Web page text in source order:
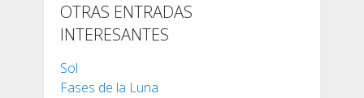
OTRAS ENTRADAS
INTERESANTES
Sol
Fases de la Luna